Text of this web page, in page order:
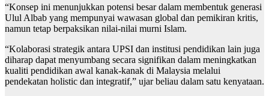
“Konsep ini menunjukkan potensi besar dalam membentuk generasi
Ulul Albab yang mempunyai wawasan global dan pemikiran kritis,
namun tetap berpaksikan nilai-nilai murni Islam.
“Kolaborasi strategik antara UPSI dan institusi pendidikan lain juga
diharap dapat menyumbang secara signifikan dalam meningkatkan
kualiti pendidikan awal kanak-kanak di Malaysia melalui
pendekatan holistic dan integratif,” ujar beliau dalam satu kenyataan.